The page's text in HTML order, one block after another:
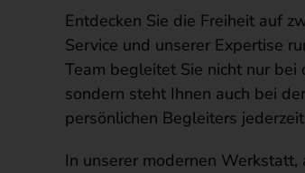
Entdecken Sie die Freiheit auf
Service und unserer Expertise
Team begleitet Sie nicht nur
sondern steht Ihnen auch bei
persönlichen Begleiters
In unserer modernen